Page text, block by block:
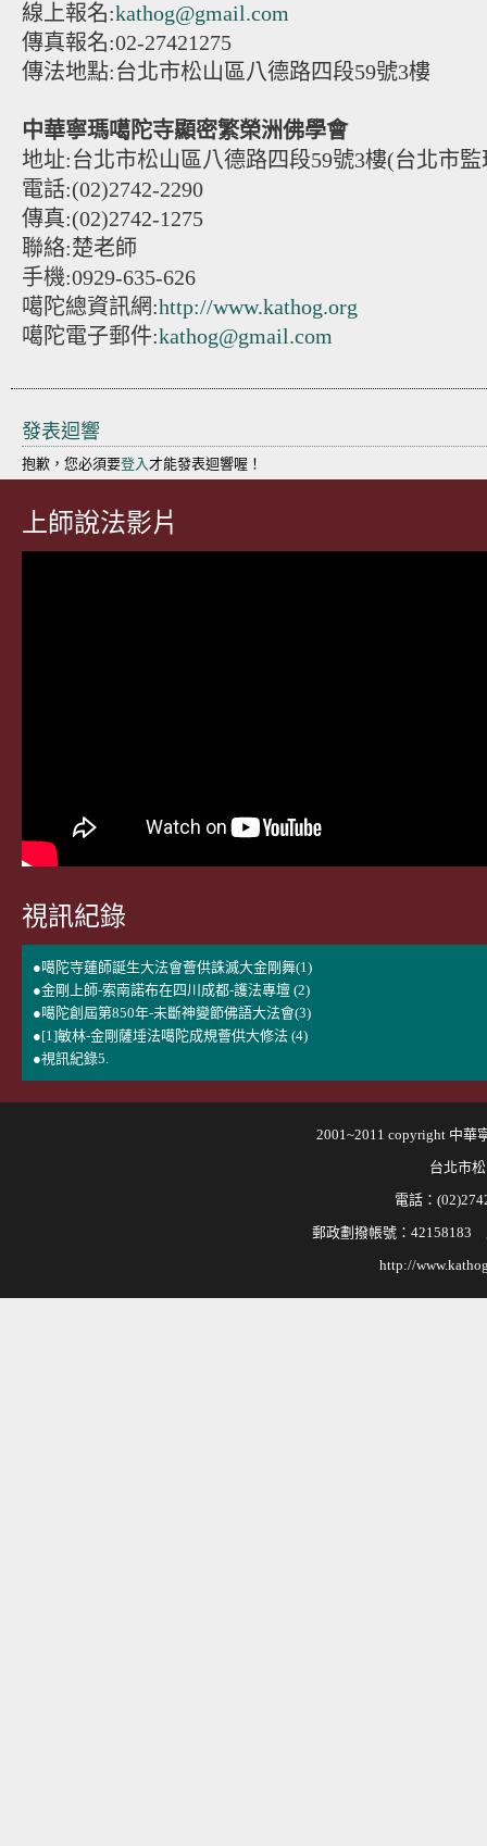
線上報名:kathog@gmail.com
傳真報名:02-27421275
傳法地點:台北市松山區八德路四段59號3樓
中華寧瑪噶陀寺顯密繁榮洲佛學會
地址:台北市松山區八德路四段59號3樓(台北市
電話:(02)2742-2290
傳真:(02)2742-1275
聯絡:楚老師
手機:0929-635-626
噶陀總資訊網:http://www.kathog.org
噶陀電子郵件:kathog@gmail.com
發表迴響
抱歉，您必須要登入才能發表迴響喔！
上師說法影片
視訊紀錄
●噶陀寺蓮師誕生大法會薈供誅滅大金剛舞(1)
●金剛上師-索南諾布在四川成都-護法專壇 (2)
●噶陀創屆第850年-未斷神變節佛語大法會(3)
●[1]敏林-金剛薩埵法噶陀成規薈供大修法 (4)
●視訊紀錄5.
2001~2011 copyright 中華
台北市
電話：
郵政劃撥帳號：42158183
http://